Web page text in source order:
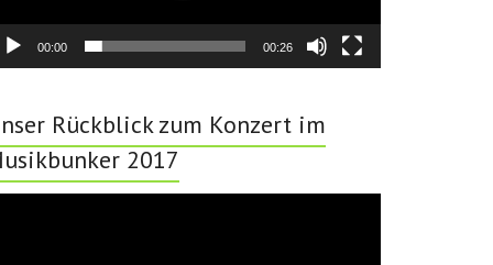
00:00 00:26
Rückblick zum Konzert im
2017